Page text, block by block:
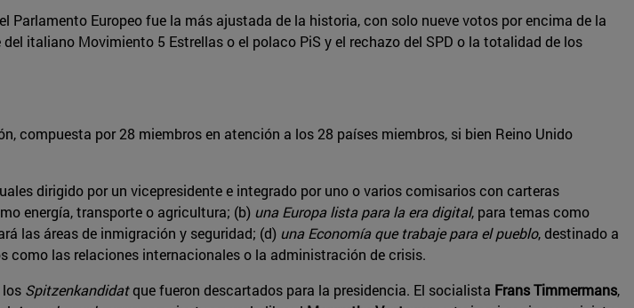
Parlamento Europeo fue la más ajustada de la historia, con solo nueve votos por encima de la
italiano Movimiento 5 Estrellas o el polaco PiS y el rechazo del SPD o la totalidad de los
compuesta por 28 miembros en atención a los 28 países miembros, si bien Reino Unido
dirigido por un vicepresidente e integrado por uno o varios comisarios con carteras
energía, transporte o agricultura; (b) una Europa lista para la era digital, para temas como
las áreas de inmigración y seguridad; (d) una Economía que trabaje para el pueblo, destinado a
como las relaciones internacionales o la administración de crisis.
los Spitzenkandidatque fueron descartados para la presidencia. El socialista Frans Timmermans,